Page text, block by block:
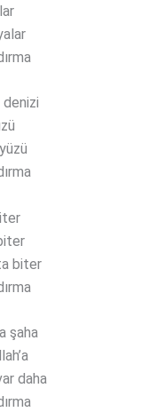
biter
şaha
daha